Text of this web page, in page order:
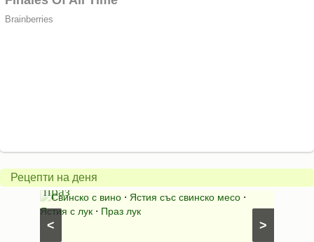
Рецепти на деня
>
<
Свинско
с
праз
Свинско с вино ⋅ Ястия със свинско месо ⋅
Ястия с лук ⋅ Праз лук
с
яйца